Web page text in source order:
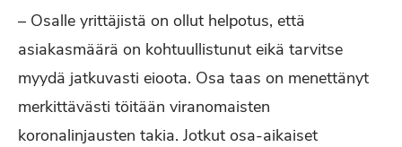
– Osalle yrittäjistä on ollut helpotus, että
asiakasmäärä on kohtuullistunut eikä tarvitse
myydä jatkuvasti eioota. Osa taas on menettänyt
merkittävästi töitään viranomaisten
koronalinjausten takia. Jotkut osa-aikaiset